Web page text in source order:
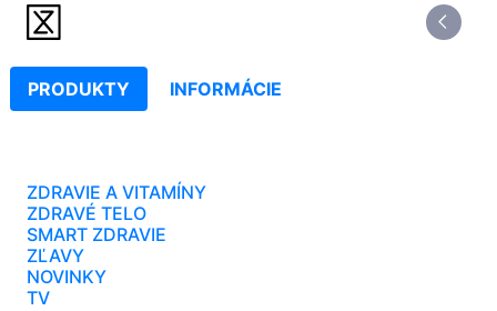
PRODUKTY INFORMÁCIE
ZDRAVIE A VITAMÍNY
ZDRAVÉ TELO
SMART ZDRAVIE
ZĽAVY
NOVINKY
TV